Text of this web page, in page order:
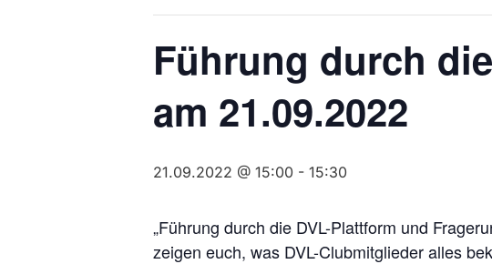
Führung durch
am 21.09.2022
21.09.2022 @ 15:00 - 15:30
„Führung durch die DVL-Plattform und
zeigen euch, was DVL-Clubmitglieder alles